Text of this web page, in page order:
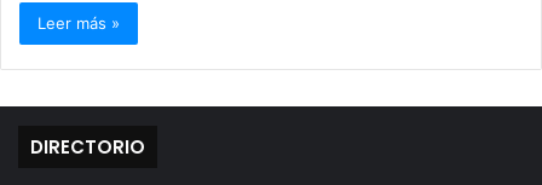
Leer más »
DIRECTORIO